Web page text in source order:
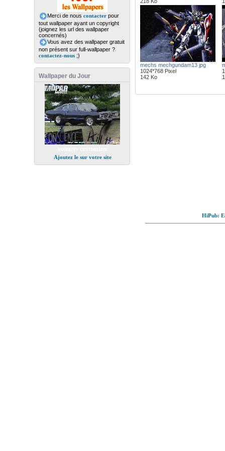
Merci de nous contacterpour
tout wallpaper ayant un copyright
(joignez les url des wallpaper
concernés)
Vous avez des wallpaper gratuit
non présent sur full-wallpaper ?
contactez-nous;)
Wallpaper du Jour
Ajoutez le sur votre site
mechs mechgundam13 jpg
1024*768 Pixel
142 Ko
HiPub: